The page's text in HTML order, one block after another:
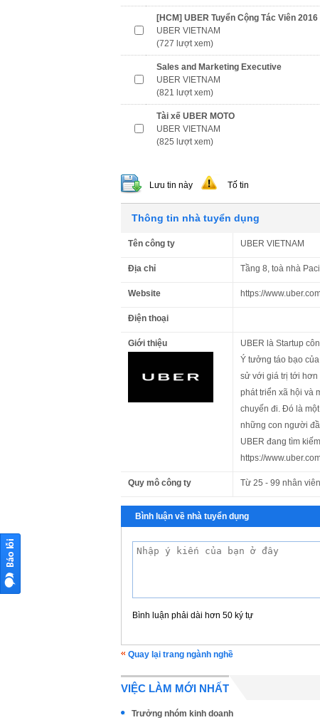
[HCM] UBER Tuyển Cộng Tác Viên 2016
UBER VIETNAM
(727 lượt xem)
Sales and Marketing Executive
UBER VIETNAM
(821 lượt xem)
Tài xế UBER MOTO
UBER VIETNAM
(825 lượt xem)
Lưu tin này Tố tin
Thông tin nhà tuyển dụng
Tên công ty UBER VIETNAM
Địa chỉ Tầng 8, toà nhà
Website https://
Điện thoại
Giới thiệu
UBER là Startup
Ý tưởng táo bạo
sử với giá trị tới hơn
phát triển xã hội và
chuyến đi. Đó là
những con người
UBER đang tìm
https://
Quy mô công ty Từ 25 - 99 nhân viên
Bình luận về nhà tuyển dụng
Bình luận phải dài hơn 50 ký tự
Quay lại trang ngành nghề
VIỆC LÀM MỚI NHẤT
Trưởng nhóm kinh doanh